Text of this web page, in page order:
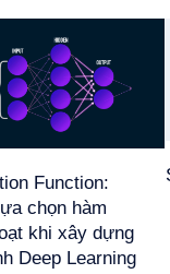
Function:
chọn hàm
khi xây dựng
Deep Learning